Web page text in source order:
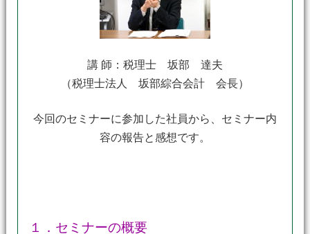
講 師：税理士 坂部 達夫
（税理士法人 坂部綜合会計 会長）
今回のセミナーに参加した社員から、セミナー内
容の報告と感想です。
１．セミナーの概要